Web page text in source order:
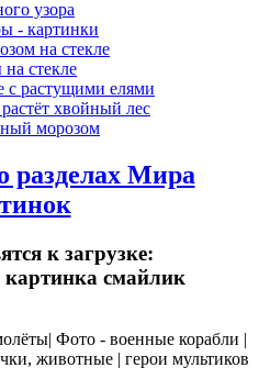
узора
- картинки
на стекле
стекле
с растущими елями
хвойный лес
морозом
разделах Мира
к загрузке:
Фото - военные корабли |
животные | герои мультиков